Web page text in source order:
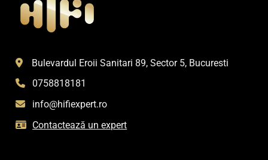
Bulevardul Eroii Sanitari 89, Sector 5, Bucuresti
0758818181
info@hifiexpert.ro
Contactează un expert